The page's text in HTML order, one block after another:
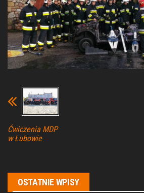
Ćwiczenia MDP
w Łubowie
OSTATNIE WPISY